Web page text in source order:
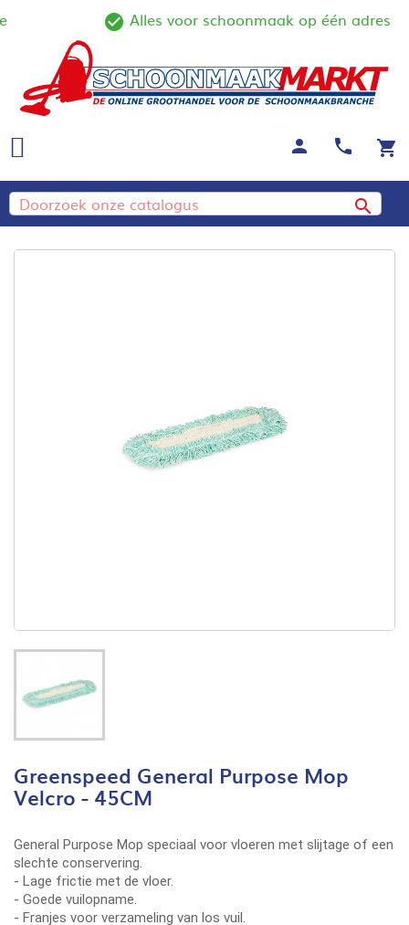
check_circle_outline
Alles voor schoonmaak op één adres
shopping_cart
call
person

Greenspeed General Purpose Mop
Velcro - 45CM
General Purpose Mop speciaal voor vloeren met slijtage of een
slechte conservering.
- Lage frictie met de vloer.
- Goede vuilopname.
- Franjes voor verzameling van los vuil.